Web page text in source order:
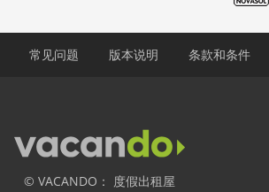
常见问题 版本说明 条款和条件
© VACANDO： 度假出租屋